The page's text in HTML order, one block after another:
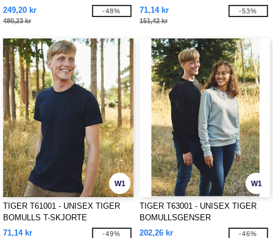
249,20 kr
480,23 kr
-48%
71,14 kr
151,42 kr
-53%
W1
TIGER T61001 - UNISEX TIGER
BOMULLS T-SKJORTE
71,14 kr
-49%
W1
TIGER T63001 - UNISEX TIGER
BOMULLSGENSER
202,26 kr
-46%